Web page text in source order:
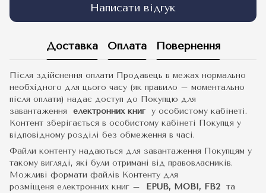
Написати відгук
Доставка Оплата Повернення
Після здійснення оплати Продавець в межах нормально
необхідного для цього часу (як правило – моментально
після оплати) надає доступ до Покупцю для
завантаження електронних книг у особистому кабінеті.
Контент зберігається в особистому кабінеті Покупця у
відповідному розділі без обмеження в часі.
Файли контенту надаються для завантаження Покупцям у
такому вигляді, які були отримані від правовласників.
Можливі формати файлів Контенту для
розміщеня електронних книг –
EPUB, MOBI, FB2 та